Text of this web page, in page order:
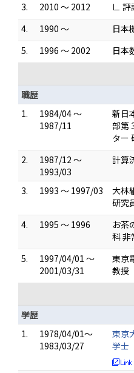
3.
2010 ～ 2012
∟ 評
4.
1990 ～
日本
5.
1996 ～ 2002
日本
職歴
1.
1984/04 ～
1987/11
新日
部第
ター
2.
1987/12 ～
1993/03
計算
3. 1993 ～ 1997/03
大林
研究
4.
1995 ～ 1996
お茶
科 非
5.
1997/04/01 ～
2001/03/31
東京
教授
学歴
1.
1978/04/01～
1983/03/27
東京
学士